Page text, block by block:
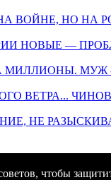
ВОЙНЕ, НО НА
НОВЫЕ —
МИЛЛИОНЫ.
ВЕТРА...
НЕ
чтобы